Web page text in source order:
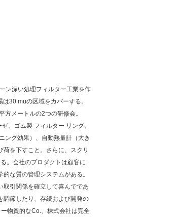
ン深い処理フィルター工業を作
30 muの区域をカバーする。
メートルの2つの研修会。
、ゴム製 フィルター リング、
ング効果）、自動熱量計（大き
を下すこと。さらに、スクリ
。会社のプロダクトは顧客に
な質の管理システムがある。
取引関係を確立して喜んでであ
調節したり、存続および開発の
物質的なCo.、株式会社は完全